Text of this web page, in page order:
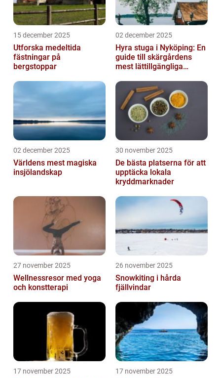
15 december 2025
Utforska medeltida
fästningar på
bergstoppar
02 december 2025
Hyra stuga i Nyköping: En
guide till skärgårdens
mest lättillgängliga
02 december 2025
Världens mest magiska
insjölandskap
30 november 2025
De bästa platserna för att
upptäcka lokala
kryddmarknader
27 november 2025
Wellnessresor med yoga
och konstterapi
26 november 2025
Snowkiting i hårda
fjällvindar
17 november 2025 17 november 2025